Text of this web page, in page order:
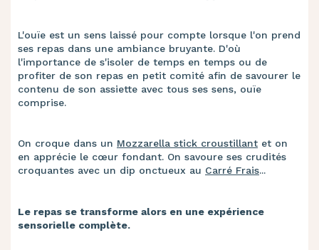
L'ouïe est un sens laissé pour compte lorsque l'on prend
ses repas dans une ambiance bruyante. D'où
l'importance de s'isoler de temps en temps ou de
profiter de son repas en petit comité afin de savourer le
contenu de son assiette avec tous ses sens, ouïe
comprise.
On croque dans un Mozzarella stick croustillant et on
en apprécie le cœur fondant. On savoure ses crudités
croquantes avec un dip onctueux au Carré Frais...
Le repas se transforme alors en une expérience
sensorielle complète.